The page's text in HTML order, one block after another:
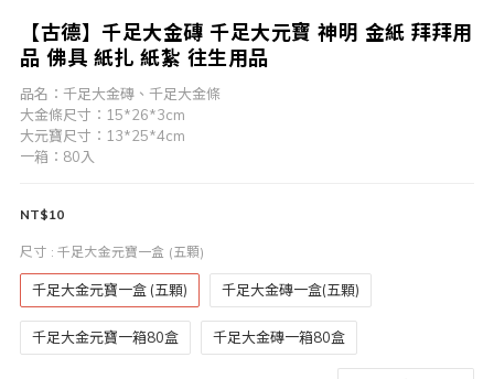
【古德】千足大金磚 千足大元寶 神明 金紙 拜拜用
品 佛具 紙扎 紙紮 往生用品
品名：千足大金磚、千足大金條
大金條尺寸：15*26*3cm
大元寶尺寸：13*25*4cm
一箱：80入
NT$10
尺寸 : 千足大金元寶一盒 (五顆)
千足大金元寶一盒 (五顆) 千足大金磚一盒(五顆)
千足大金元寶一箱80盒 千足大金磚一箱80盒